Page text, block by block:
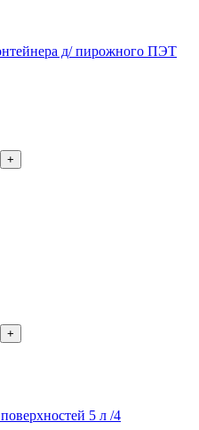
д/ пирожного ПЭТ
+
+
5 л /4